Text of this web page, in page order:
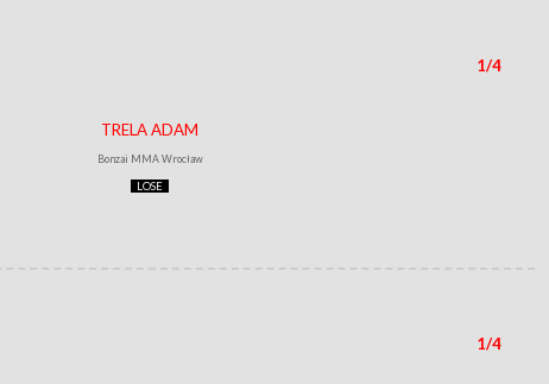
1/4
TRELA ADAM
Bonzai MMA Wrocław
LOSE
1/4